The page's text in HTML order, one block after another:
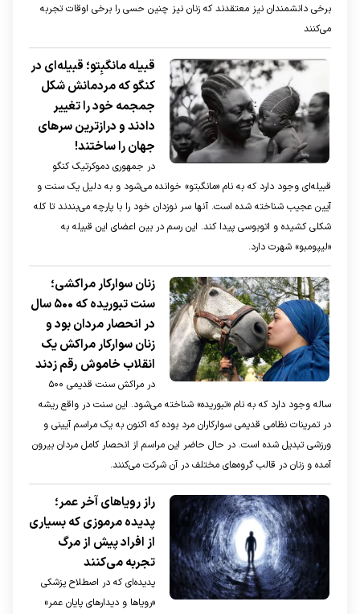
برخی دانشمندان نیز معتقدند که زنان نیز چنین حسی را برخی اوقات تجربه
می‌کنند
قبیله مانگبِتو؛ قبیله‌ای در
کنگو که مردمانش شکل
جمجمه خود را تغییر
دادند و درازترین سرهای
جهان را ساختند!
در جمهوری دموکرتیک کنگو
قبیله‌ای وجود دارد که به نام «مانگبتو» خوانده می‌شود و به دلیل یک سنت و
آیین عجیب شناخته شده است. آنها سر نوزدان خود را با پارچه می‌بندند تا کله
شکلی کشیده و اتوبوسی پیدا کند. این رسم در بین اعضای این قبیله به
«لیپومبو» شهرت دارد.
زنان سوارکار مراکشی؛
سنت تبوریده که ۵۰۰ سال
در انحصار مردان بود و
زنان سوارکار مراکش یک
انقلاب خاموش رقم زدند
در مراکش سنت قدیمی ۵۰۰
ساله وجود دارد که به نام «تبوریده» شناخته می‌شود. این سنت در واقع ریشه
در تمرینات نظامی قدیمی سوارکاران مرد بوده که اکنون به یک مراسم آیینی و
ورزشی تبدیل شده است. در حال حاضر این مراسم از انحصار کامل مردان بیرون
آمده و زنان در قالب گروه‌های مختلف در آن شرکت می‌کنند.
راز رویاهای آخر عمر؛
پدیده مرموزی که بسیاری
از افراد پیش از مرگ
تجربه می‌کنند
پدیده‌ای که در اصطلاح پزشکی
«رویا‌ها و دیدار‌های پایان عمر»